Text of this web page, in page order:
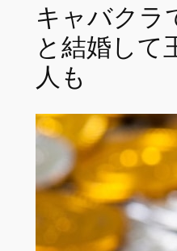
キャバクラ
と結婚して
人も